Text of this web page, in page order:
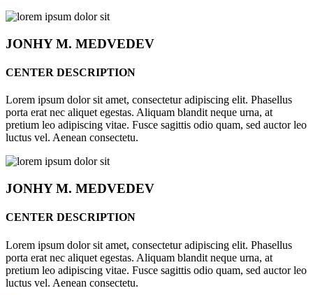
JONHYM. MEDVEDEV
CENTER DESCRIPTION
Lorem ipsum dolor sit amet, consectetur adipiscing elit. Phasellus
porta erat nec aliquet egestas. Aliquam blandit neque urna, at
pretium leo adipiscing vitae. Fusce sagittis odio quam, sed auctor leo
luctus vel. Aenean consectetu.
JONHYM. MEDVEDEV
CENTER DESCRIPTION
Lorem ipsum dolor sit amet, consectetur adipiscing elit. Phasellus
porta erat nec aliquet egestas. Aliquam blandit neque urna, at
pretium leo adipiscing vitae. Fusce sagittis odio quam, sed auctor leo
luctus vel. Aenean consectetu.